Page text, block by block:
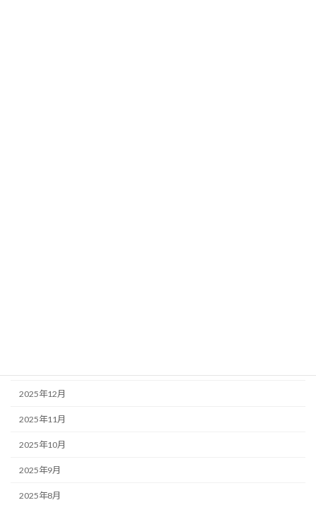
2025年12月
2025年11月
2025年10月
2025年9月
2025年8月